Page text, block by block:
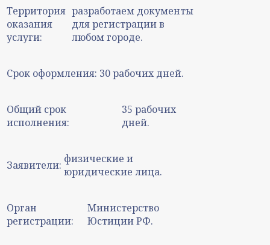
Территория
оказания
услуги:
разработаем документы
для регистрации в
любом городе.
Срок оформления: 30 рабочих дней.
Общий срок
исполнения:
35 рабочих
дней.
Заявители: физические и
юридические лица.
Орган
регистрации:
Министерство
Юстиции РФ.